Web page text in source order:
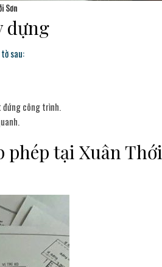
Sơn
dựng
sau:
đứng công trình.
tại Xuân Thới